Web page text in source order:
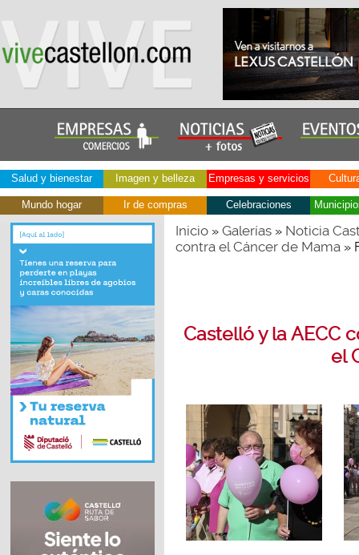
Salud y bienestar Imagen y belleza Empresas y servicios
Mundo hogar Ir de compras Celebraciones
Inicio» Galerías» Noticia
contra el Cáncer de Mama»
Castelló y la AECC
el